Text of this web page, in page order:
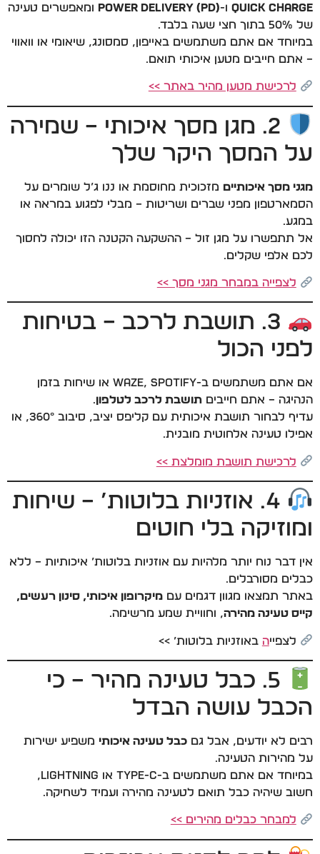
Quick Charge ו-Power Delivery (PD) ומאפשרים טעינה
של 50% בתוך חצי שעה בלבד.
במיוחד אם אתם משתמשים באייפון, סמסונג, שיאומי או וואווי
– אתם חייבים מטען איכותי תואם.
לרכישת מטען מהיר באתר >>
2. מגן מסך איכותי – שמירה
על המסך היקר שלך
מגני מסך איכותיים מזכוכית מחוסמת או ננו ג’ל שומרים על
הסמארטפון מפני שברים ושריטות – מבלי לפגוע במראה או
במגע.
אל תתפשרו על מגן זול – ההשקעה הקטנה הזו יכולה לחסוך
לכם אלפי שקלים.
לצפייה במבחר מגני מסך >>
3. תושבת לרכב – בטיחות
לפני הכול
אם אתם משתמשים ב-Waze, Spotify או שיחות בזמן
הנהיגה – אתם חייבים תושבת לרכב לטלפון.
עדיף לבחור תושבת איכותית עם קליפס יציב, סיבוב 360°, או
אפילו טעינה אלחוטית מובנית.
לרכישת תושבת מומלצת >>
4. אוזניות בלוטות’ – שיחות
ומוזיקה בלי חוטים
אין דבר נוח יותר מלהיות עם אוזניות בלוטות’ איכותיות – ללא
כבלים מסורבלים.
באתר תמצאו מגוון דגמים עם מיקרופון איכותי, סינון רעשים,
קייס טעינה מהירה, וחוויית שמע מרשימה.
לצפייה באוזניות בלוטות’ >>
5. כבל טעינה מהיר – כי
הכבל עושה הבדל
רבים לא יודעים, אבל גם כבל טעינה איכותי משפיע ישירות
על מהירות הטעינה.
במיוחד אם אתם משתמשים ב-Type-C או Lightning,
חשוב שיהיה כבל תואם לטעינה מהירה ועמיד לשחיקה.
למבחר כבלים מהירים >>